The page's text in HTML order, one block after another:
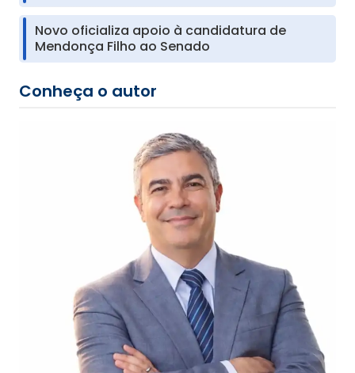
Novo oficializa apoio à candidatura de
Mendonça Filho ao Senado
Conheça o autor